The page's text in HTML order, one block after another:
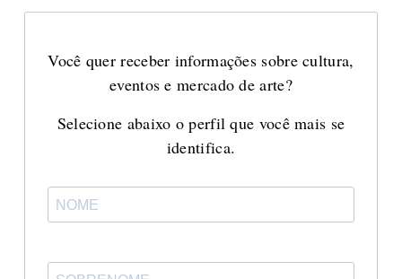
Você quer receber informações sobre cultura,
eventos e mercado de arte?
Selecione abaixo o perfil que você mais se
identifica.